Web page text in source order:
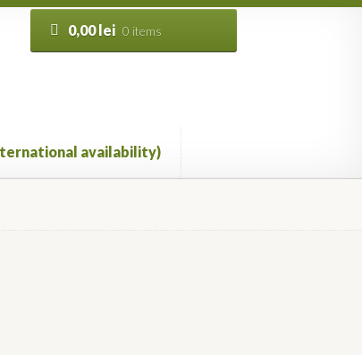
0,00lei 0 items
availability)